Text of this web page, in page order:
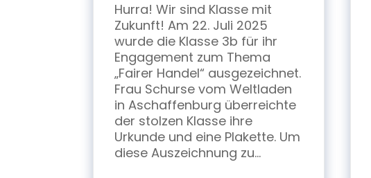
Hurra! Wir sind Klasse mit
Zukunft! Am 22. Juli 2025
wurde die Klasse 3b für ihr
Engagement zum Thema
„Fairer Handel“ ausgezeichnet.
Frau Schurse vom Weltladen
in Aschaffenburg überreichte
der stolzen Klasse ihre
Urkunde und eine Plakette. Um
diese Auszeichnung zu...